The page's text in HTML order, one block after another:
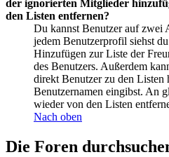
der ignorierten Mitglieder
den Listen entfernen?
Du kannst Benutzer auf zwei
jedem Benutzerprofil siehst
Hinzufügen zur Liste der
des Benutzers. Außerdem
direkt Benutzer zu den Listen
Benutzernamen eingibst. An
wieder von den Listen
Nach oben
Die Foren